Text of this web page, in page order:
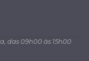
das 09h00 às 15h00